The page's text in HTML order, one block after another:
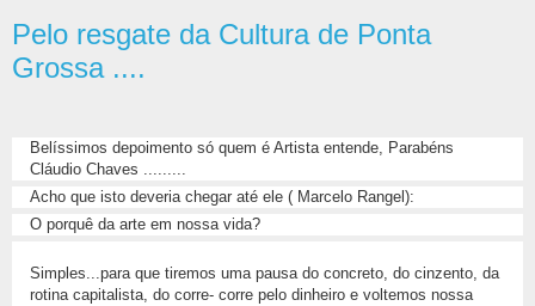
Pelo resgate da Cultura de Ponta
Grossa ....
Belíssimos depoimento só quem é Artista entende, Parabéns
Cláudio Chaves .........
Acho que isto deveria chegar até ele ( Marcelo Rangel):
O porquê da arte em nossa vida?
Simples...para que tiremos uma pausa do concreto, do cinzento, da
rotina capitalista, do corre- corre pelo dinheiro e voltemos nossa